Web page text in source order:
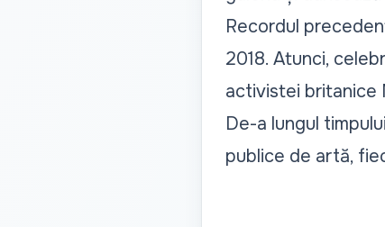
Recordul
2018. Atunci,
activistei britanice
De-a lungul
publice de artă,